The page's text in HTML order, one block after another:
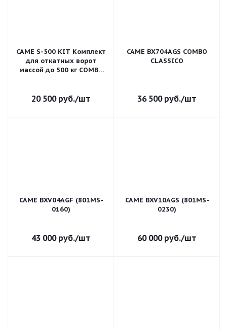
CAME S-500 KIT Комплект
для откатных ворот
массой до 500 кг COMBO
20 500руб./шт
CAME BX704AGS COMBO
CLASSICO
36 500руб./шт
CAME BXV04AGF (801MS-
0160)
43 000руб./шт
CAME BXV10AGS (801MS-
0230)
60 000руб./шт